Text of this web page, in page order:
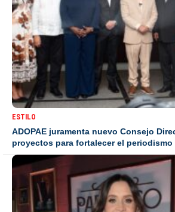
ESTILO
ADOPAE juramenta nuevo Consejo
proyectos para fortalecer el